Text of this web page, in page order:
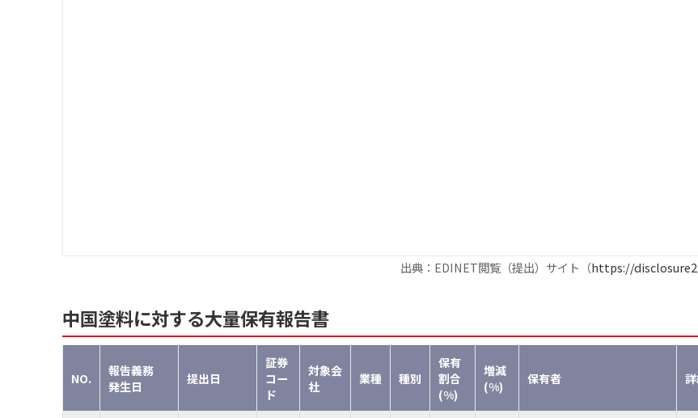
出典：EDINET閲覧（提出）サイト（https://
中国塗料に対する大量保有報告書
NO.
報告義務
発生日
提出日
証券
コー
ド
対象会
社
業種 種別
保有
割合
(%)
増減
(%)
保有者